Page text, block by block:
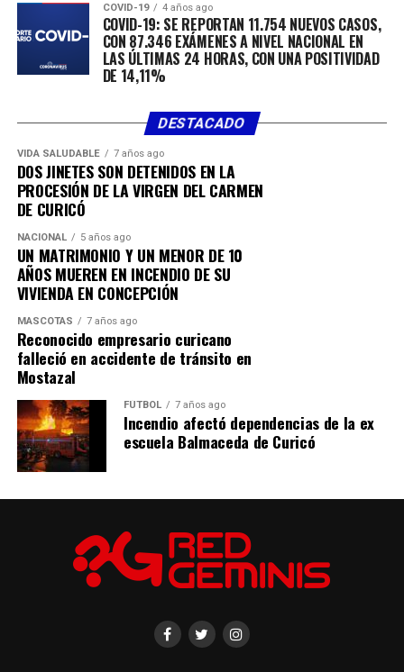
COVID-19 4 años ago
COVID-19: SE REPORTAN 11.754 NUEVOS CASOS,
CON 87.346 EXÁMENES A NIVEL NACIONAL EN
LAS ÚLTIMAS 24 HORAS, CON UNA POSITIVIDAD
DE 14,11%
DESTACADO
VIDA SALUDABLE 7 años ago
DOS JINETES SON DETENIDOS EN LA
PROCESIÓN DE LA VIRGEN DEL CARMEN
DE CURICÓ
NACIONAL 5 años ago
UN MATRIMONIO Y UN MENOR DE 10
AÑOS MUEREN EN INCENDIO DE SU
VIVIENDA EN CONCEPCIÓN
MASCOTAS 7 años ago
Reconocido empresario curicano
falleció en accidente de tránsito en
Mostazal
FÚTBOL 7 años ago
Incendio afectó dependencias de la ex
escuela Balmaceda de Curicó